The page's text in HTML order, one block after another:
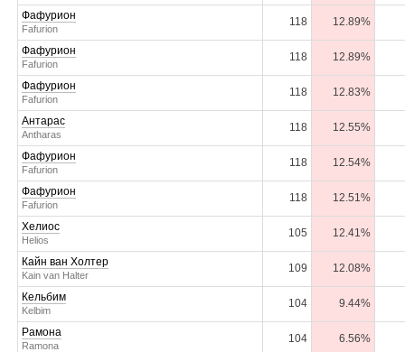
Фафурион
Fafurion
118 12.89%
Фафурион
Fafurion
118 12.89%
Фафурион
Fafurion
118 12.83%
Антарас
Antharas
118 12.55%
Фафурион
Fafurion
118 12.54%
Фафурион
Fafurion
118 12.51%
Хелиос
Helios
105 12.41%
Кайн ван Холтер
Kain van Halter
109 12.08%
Кельбим
Kelbim
104 9.44%
Рамона
Ramona
104 6.56%